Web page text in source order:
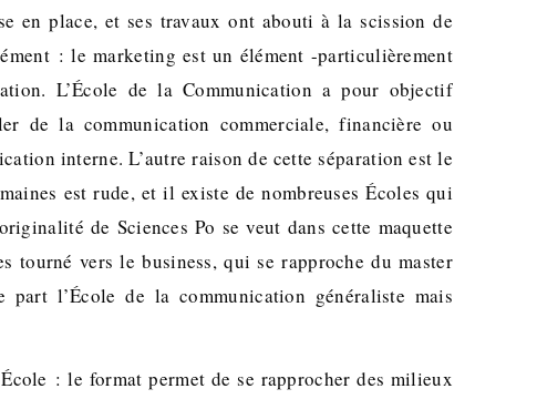
en place, et ses travaux ont abouti à la scission de
: le marketing est un élément -particulièrement
L’École de la Communication a pour objectif
de la communication commerciale, financière ou
interne. L’autre raison de cette séparation est le
est rude, et il existe de nombreuses Écoles qui
de Sciences Po se veut dans cette maquette
tourné vers le business, qui se rapproche du master
part l’École de la communication généraliste mais
: le format permet de se rapprocher des milieux